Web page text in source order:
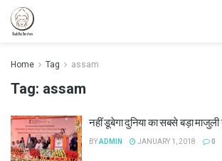
Home Tag assam
Tag: assam
नहीं डूबेगा दुनिया का सबसे बड़ा माजुली
BYADMIN JANUARY 1, 2018 0